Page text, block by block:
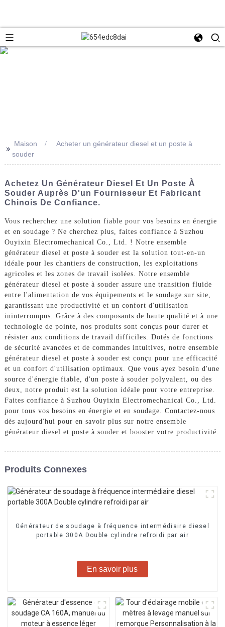
>> Maison
Acheter un générateur diesel et un poste à
souder
Achetez Un Générateur Diesel Et Un Poste À
Souder Auprès D'un Fournisseur Et Fabricant
Chinois De Confiance.
Vous recherchez une solution fiable pour vos besoins en énergie
et en soudage ? Ne cherchez plus, faites confiance à Suzhou
Ouyixin Electromechanical Co., Ltd. ! Notre ensemble
générateur diesel et poste à souder est la solution tout-en-un
idéale pour les chantiers de construction, les exploitations
agricoles et les zones de travail isolées. Notre ensemble
générateur diesel et poste à souder assure une transition fluide
entre l'alimentation de vos équipements et le soudage sur site,
garantissant une productivité et un confort d'utilisation
ininterrompus. Grâce à des composants de haute qualité et à une
technologie de pointe, nos produits sont conçus pour durer et
résister aux conditions de travail difficiles. Dotés de fonctions
de sécurité avancées et de commandes intuitives, notre ensemble
générateur diesel et poste à souder est conçu pour une efficacité
et un confort d'utilisation optimaux. Que vous ayez besoin d'une
source d'énergie fiable, d'un poste à souder polyvalent, ou des
deux, notre produit est la solution idéale pour votre entreprise.
Faites confiance à Suzhou Ouyixin Electromechanical Co., Ltd.
pour tous vos besoins en énergie et en soudage. Contactez-nous
dès aujourd'hui pour en savoir plus sur notre ensemble
générateur diesel et poste à souder et booster votre productivité.
Produits Connexes
Générateur de soudage à fréquence intermédiaire diesel
portable 300A Double cylindre refroidi par air
En savoir plus